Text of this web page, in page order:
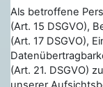
Als betroffene
(Art. 15 DSGVO),
(Art. 17 DSGVO),
(Art. 21. DSGVO)